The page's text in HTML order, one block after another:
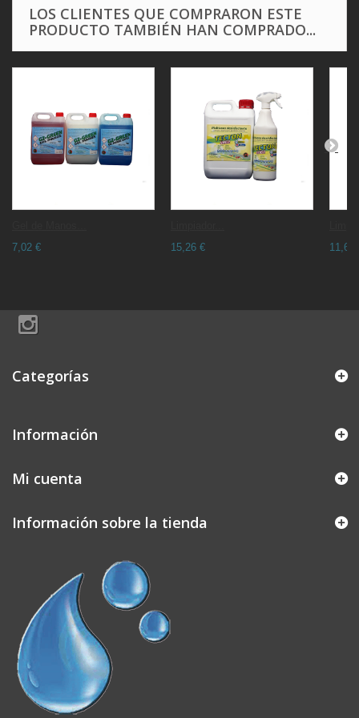
LOS CLIENTES QUE COMPRARON ESTE
PRODUCTO TAMBIÉN HAN COMPRADO...
7,02 €
15,26 €
11,66
Categorías
Información
Mi cuenta
Información sobre la tienda